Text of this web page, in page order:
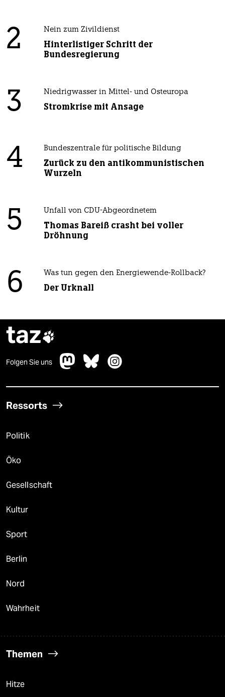
2 Nein zum Zivildienst
Hinterlistiger Schritt der
Bundesregierung
3 Niedrigwasser in Mittel- und Osteuropa
Stromkrise mit Ansage
4 Bundeszentrale für politische Bildung
Zurück zu den antikommunistischen
Wurzeln
5 Unfall von CDU-Abgeordnetem
Thomas Bareiß crasht bei voller
Dröhnung
6 Was tun gegen den Energiewende-Rollback?
Der Urknall
taz
Folgen Sie uns
Ressorts
Politik
Öko
Gesellschaft
Kultur
Sport
Berlin
Nord
Wahrheit
Themen
Hitze